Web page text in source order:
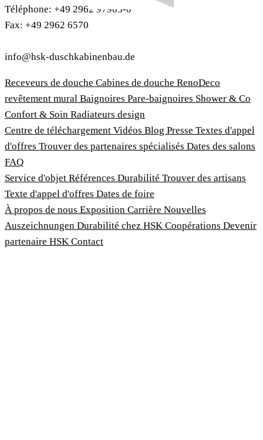
Téléphone: +49 2962 97903-0
Fax: +49 2962 6570
info@hsk-duschkabinenbau.de
Receveurs de douche Cabines de douche RenoDeco
revêtement mural Baignoires Pare-baignoires Shower & Co
Confort & Soin Radiateurs design
Centre de téléchargement Vidéos Blog Presse Textes d'appel
d'offres Trouver des partenaires spécialisés Dates des salons
FAQ
Service d'objet Références Durabilité Trouver des artisans
Texte d'appel d'offres Dates de foire
À propos de nous Exposition Carrière Nouvelles
Auszeichnungen Durabilité chez HSK Coopérations Devenir
partenaire HSK Contact